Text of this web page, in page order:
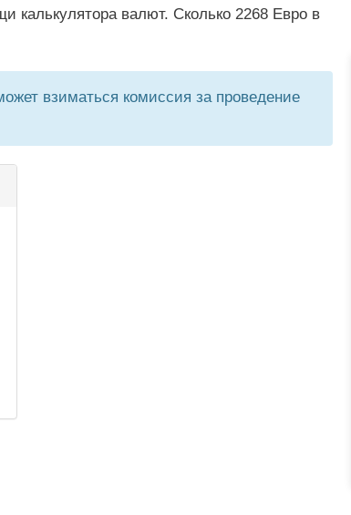
калькулятора валют. Сколько 2268 Евро в
взиматься комиссия за проведение